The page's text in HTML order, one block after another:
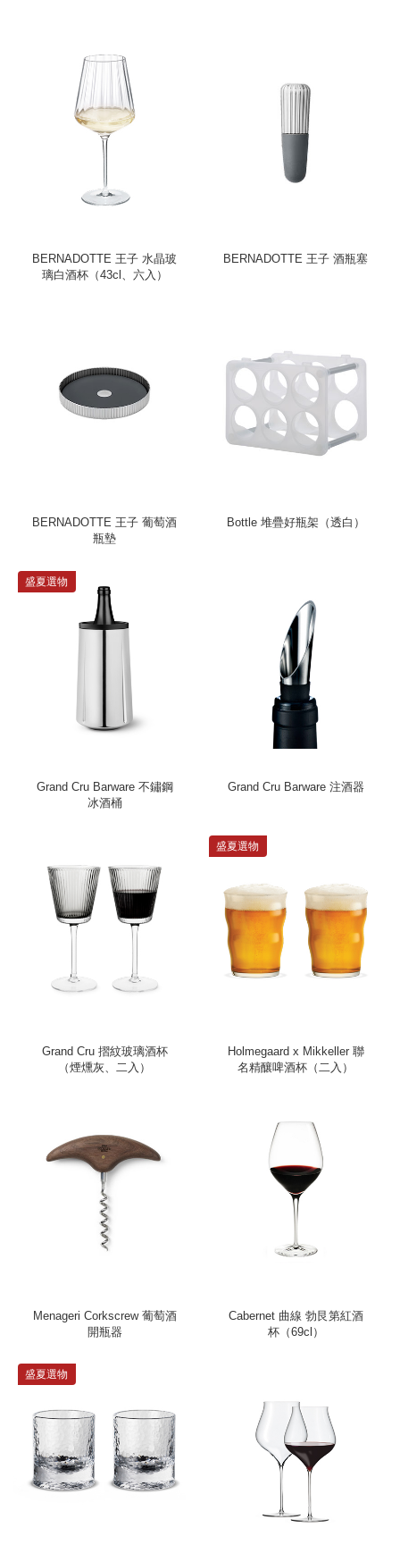
BERNADOTTE 王子 水晶玻
璃白酒杯（43cl、六入）
BERNADOTTE 王子 酒瓶塞
BERNADOTTE 王子 葡萄酒
瓶墊
Bottle 堆疊好瓶架（透白）
盛夏選物
Grand Cru Barware 不鏽鋼
冰酒桶
Grand Cru Barware 注酒器
Grand Cru 摺紋玻璃酒杯
（煙燻灰、二入）
盛夏選物
Holmegaard x Mikkeller 聯
名精釀啤酒杯（二入）
Menageri Corkscrew 葡萄酒
開瓶器
Cabernet 曲線 勃艮第紅酒
杯（69cl）
盛夏選物